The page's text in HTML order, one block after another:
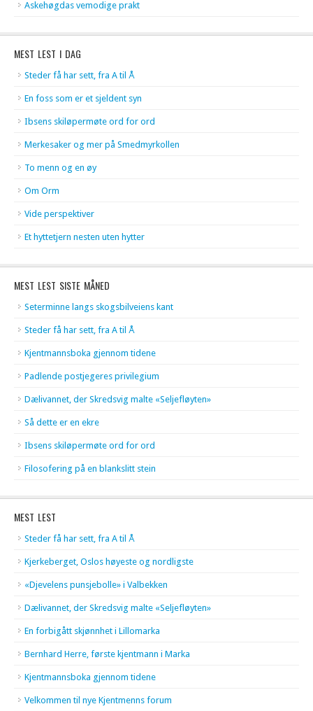
Askehøgdas vemodige prakt
MEST LEST I DAG
Steder få har sett, fra A til Å
En foss som er et sjeldent syn
Ibsens skiløpermøte ord for ord
Merkesaker og mer på Smedmyrkollen
To menn og en øy
Om Orm
Vide perspektiver
Et hyttetjern nesten uten hytter
MEST LEST SISTE MÅNED
Seterminne langs skogsbilveiens kant
Steder få har sett, fra A til Å
Kjentmannsboka gjennom tidene
Padlende postjegeres privilegium
Dælivannet, der Skredsvig malte «Seljefløyten»
Så dette er en ekre
Ibsens skiløpermøte ord for ord
Filosofering på en blankslitt stein
MEST LEST
Steder få har sett, fra A til Å
Kjerkeberget, Oslos høyeste og nordligste
«Djevelens punsjebolle» i Valbekken
Dælivannet, der Skredsvig malte «Seljefløyten»
En forbigått skjønnhet i Lillomarka
Bernhard Herre, første kjentmann i Marka
Kjentmannsboka gjennom tidene
Velkommen til nye Kjentmenns forum